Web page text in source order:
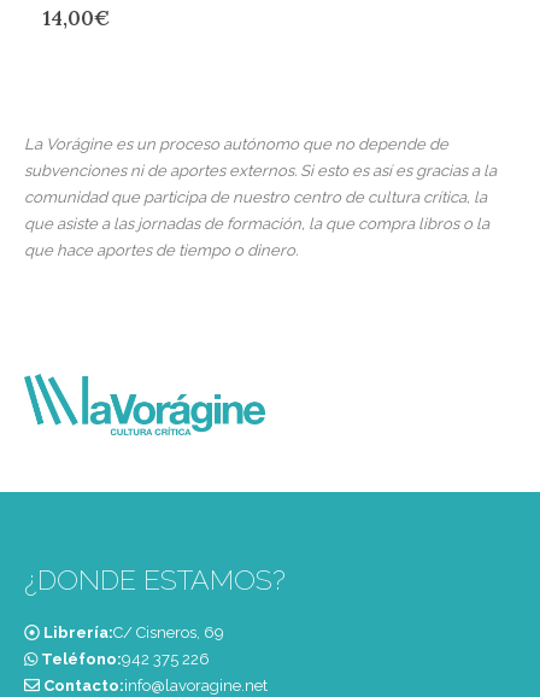
14,00€
La Vorágine es un proceso autónomo que no depende de
subvenciones ni de aportes externos. Si esto es así es gracias a la
comunidad que participa de nuestro centro de cultura crítica, la
que asiste a las jornadas de formación, la que compra libros o la
que hace aportes de tiempo o dinero.
¿DONDE ESTAMOS?
Librería:C/ Cisneros, 69
Teléfono:‭942 375 226‬
Contacto:info@lavoragine.net